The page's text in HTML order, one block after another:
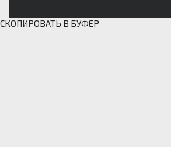
СКОПИРОВАТЬ В БУФЕР